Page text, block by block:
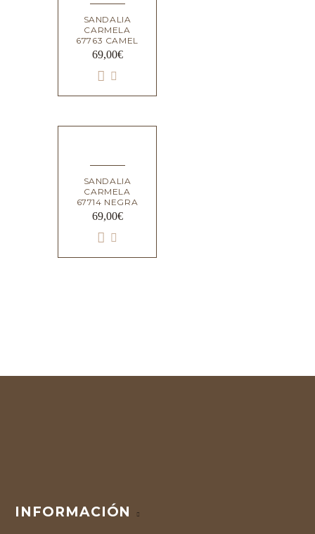
SANDALIA
CARMELA
67763 CAMEL
69,00€
SANDALIA
CARMELA
67714 NEGRA
69,00€
INFORMACIÓN